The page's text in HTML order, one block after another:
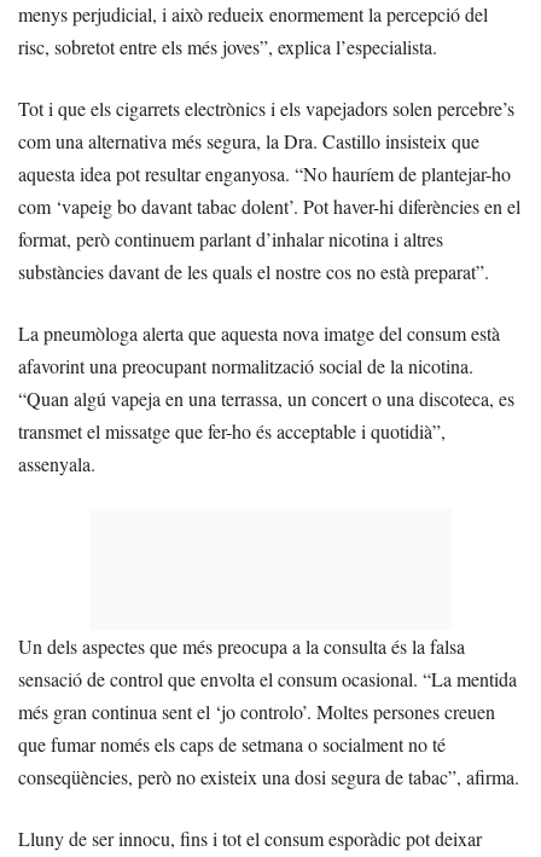
menys perjudicial, i això redueix enormement la percepció del
risc, sobretot entre els més joves”, explica l’especialista.
Tot i que els cigarrets electrònics i els vapejadors solen percebre’s
com una alternativa més segura, la Dra. Castillo insisteix que
aquesta idea pot resultar enganyosa. “No hauríem de plantejar-ho
com ‘vapeig bo davant tabac dolent’. Pot haver-hi diferències en el
format, però continuem parlant d’inhalar nicotina i altres
substàncies davant de les quals el nostre cos no està preparat”.
La pneumòloga alerta que aquesta nova imatge del consum està
afavorint una preocupant normalització social de la nicotina.
“Quan algú vapeja en una terrassa, un concert o una discoteca, es
transmet el missatge que fer-ho és acceptable i quotidià”,
assenyala.
Un dels aspectes que més preocupa a la consulta és la falsa
sensació de control que envolta el consum ocasional. “La mentida
més gran continua sent el ‘jo controlo’. Moltes persones creuen
que fumar només els caps de setmana o socialment no té
conseqüències, però no existeix una dosi segura de tabac”, afirma.
Lluny de ser innocu, fins i tot el consum esporàdic pot deixar